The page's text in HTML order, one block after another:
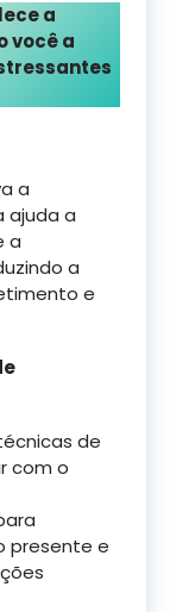
a
você a
a
ajuda a
a
a
e
de
com o
presente e